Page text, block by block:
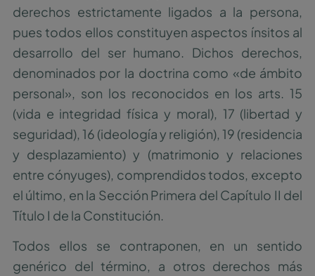
derechos estrictamente ligados a la persona,
pues todos ellos constituyen aspectos ínsitos al
desarrollo del ser humano. Dichos derechos,
denominados por la doctrina como «de ámbito
personal», son los reconocidos en los arts. 15
(vida e integridad física y moral), 17 (libertad y
seguridad), 16 (ideología y religión), 19 (residencia
y desplazamiento) y (matrimonio y relaciones
entre cónyuges), comprendidos todos, excepto
el último, en la Sección Primera del Capítulo II del
Título I de la Constitución.
Todos ellos se contraponen, en un sentido
genérico del término, a otros derechos más